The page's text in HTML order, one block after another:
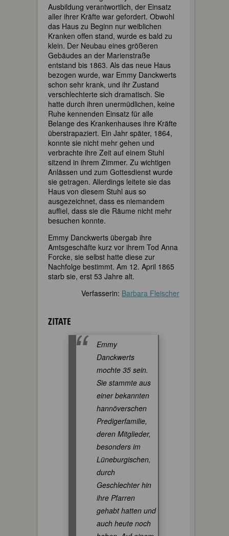
Ausbildung verantwortlich, der Einsatz
aller ihrer Kräfte war gefordert. Obwohl
das Haus zu Beginn nur weiblichen
Kranken offen stand, wurde es bald zu
klein. Der Neubau eines größeren
Gebäudes an der Marienstraße
entstand bis 1863. Als das neue Haus
bezogen wurde, war Emmy Danckwerts
schon sehr krank, und ihr Zustand
verschlechterte sich dramatisch. Sie
hatte durch ihren unermüdlichen, keine
Ruhe kennenden Einsatz für alle
Belange des Krankenhauses ihre Kräfte
überstrapaziert. Ein Jahr später, 1864,
konnte sie nicht mehr gehen und
verbrachte ihre Zeit auf einem Stuhl
sitzend in ihrem Zimmer. Zu wichtigen
Anlässen und zum Gottesdienst wurde
sie getragen. Allerdings leitete sie das
Haus von diesem Stuhl aus so
ausgezeichnet, dass es niemandem
auffiel, dass sie die Räume nicht mehr
besuchen konnte.
Emmy Danckwerts übergab ihre
Amtsgeschäfte kurz vor ihrem Tod Anna
Forcke, sie selbst hatte diese zur
Nachfolge bestimmt. Am 12. April 1865
starb sie, erst 53 Jahre alt.
Verfasserin: Barbara Fleischer
ZITATE
Emmy
Danckwerts
mochte 35 sein.
Sie stammte aus
einer bekannten
hannöverschen
Predigerfamilie,
deren Mitglieder,
besonders im
Lüneburgischen,
durch
Geschlechter hin
ihre Pfarren
gehabt hatten und
auch heute noch